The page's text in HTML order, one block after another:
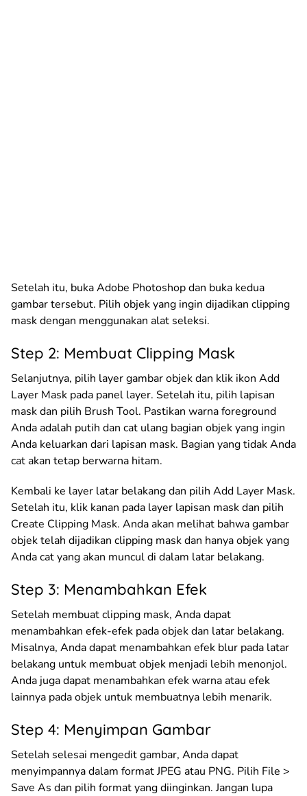
Setelah itu, buka Adobe Photoshop dan buka kedua
gambar tersebut. Pilih objek yang ingin dijadikan clipping
mask dengan menggunakan alat seleksi.
Step 2: Membuat Clipping Mask
Selanjutnya, pilih layer gambar objek dan klik ikon Add
Layer Mask pada panel layer. Setelah itu, pilih lapisan
mask dan pilih Brush Tool. Pastikan warna foreground
Anda adalah putih dan cat ulang bagian objek yang ingin
Anda keluarkan dari lapisan mask. Bagian yang tidak Anda
cat akan tetap berwarna hitam.
Kembali ke layer latar belakang dan pilih Add Layer Mask.
Setelah itu, klik kanan pada layer lapisan mask dan pilih
Create Clipping Mask. Anda akan melihat bahwa gambar
objek telah dijadikan clipping mask dan hanya objek yang
Anda cat yang akan muncul di dalam latar belakang.
Step 3: Menambahkan Efek
Setelah membuat clipping mask, Anda dapat
menambahkan efek-efek pada objek dan latar belakang.
Misalnya, Anda dapat menambahkan efek blur pada latar
belakang untuk membuat objek menjadi lebih menonjol.
Anda juga dapat menambahkan efek warna atau efek
lainnya pada objek untuk membuatnya lebih menarik.
Step 4: Menyimpan Gambar
Setelah selesai mengedit gambar, Anda dapat
menyimpannya dalam format JPEG atau PNG. Pilih File >
Save As dan pilih format yang diinginkan. Jangan lupa